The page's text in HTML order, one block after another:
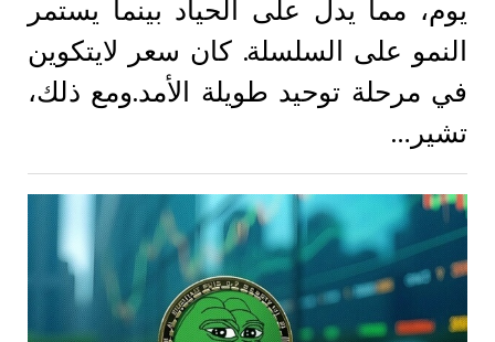
يوم، مما يدل على الحياد بينما يستمر
النمو على السلسلة. كان سعر لايتكوين
في مرحلة توحيد طويلة الأمد.ومع ذلك،
تشير…